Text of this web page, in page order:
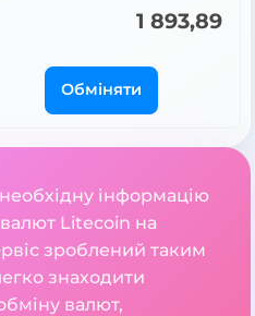
1 893,89
Обміняти
інформацію
Litecoin на
зроблений таким
знаходити
валют,